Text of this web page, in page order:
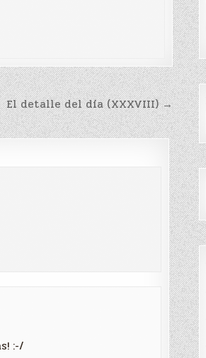
El detalle del día (XXXVIII) →
:-/